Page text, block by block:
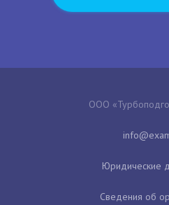
ООО
Юридические
Сведения об